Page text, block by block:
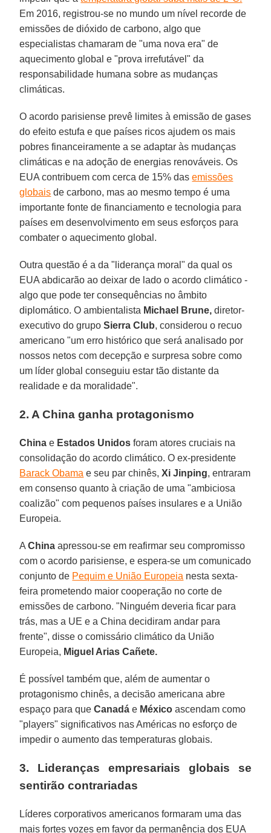
Em 2016, registrou-se no mundo um nível recorde de
emissões de dióxido de carbono, algo que
especialistas chamaram de "uma nova era" de
aquecimento global e "prova irrefutável" da
responsabilidade humana sobre as mudanças
climáticas.
O acordo parisiense prevê limites à emissão de gases
do efeito estufa e que países ricos ajudem os mais
pobres financeiramente a se adaptar às mudanças
climáticas e na adoção de energias renováveis. Os
EUA contribuem com cerca de 15% dasemissões
globais de carbono, mas ao mesmo tempo é uma
importante fonte de financiamento e tecnologia para
países em desenvolvimento em seus esforços para
combater o aquecimento global.
Outra questão é a da "liderança moral" da qual os
EUA abdicarão ao deixar de lado o acordo climático -
algo que pode ter consequências no âmbito
diplomático. O ambientalista Michael Brune, diretor-
executivo do grupo Sierra Club, considerou o recuo
americano "um erro histórico que será analisado por
nossos netos com decepção e surpresa sobre como
um líder global conseguiu estar tão distante da
realidade e da moralidade".
2. A China ganha protagonismo
China e Estados Unidos foram atores cruciais na
consolidação do acordo climático. O ex-presidente
Barack Obama e seu par chinês,Xi Jinping, entraram
em consenso quanto à criação de uma "ambiciosa
coalizão" com pequenos países insulares e a União
Europeia.
AChina apressou-se em reafirmar seu compromisso
com o acordo parisiense, e espera-se um comunicado
conjunto de Pequim e União Europeia nesta sexta-
feira prometendo maior cooperação no corte de
emissões de carbono. "Ninguém deveria ficar para
trás, mas a UE e a China decidiram andar para
frente", disse o comissário climático da União
Europeia, Miguel Arias Cañete.
É possível também que, além de aumentar o
protagonismo chinês, a decisão americana abre
espaço para queCanadá e México ascendam como
"players" significativos nas Américas no esforço de
impedir o aumento das temperaturas globais.
3. Lideranças empresariais globais se
sentirão contrariadas
Líderes corporativos americanos formaram uma das
mais fortes vozes em favor da permanência dos EUA